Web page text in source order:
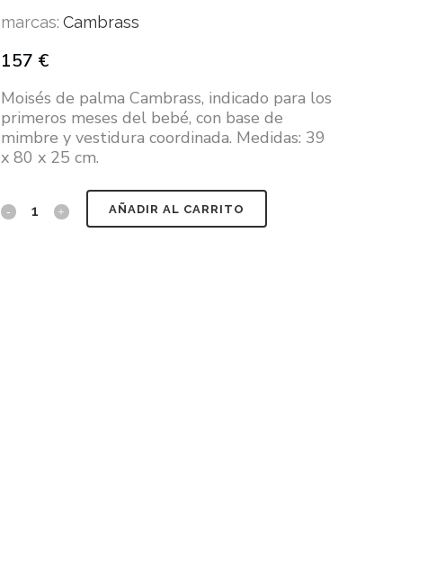
marcas: Cambrass
157 €
Moisés de palma Cambrass, indicado para los
primeros meses del bebé, con base de
mimbre y vestidura coordinada. Medidas: 39
x 80 x 25 cm.
AÑADIR AL CARRITO